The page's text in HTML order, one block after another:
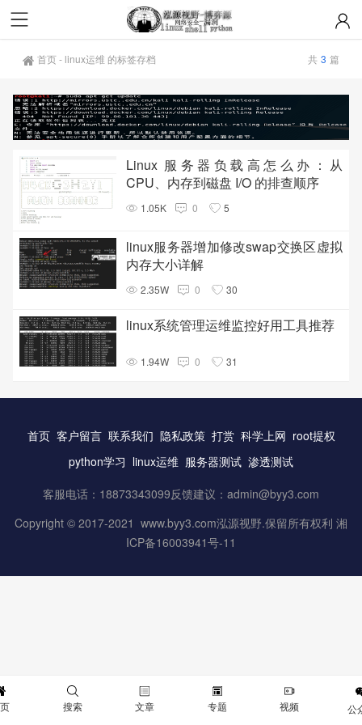
首页- linux运维 的标签存档 共 3 篇
Linux 服务器负载高怎么办：从
CPU、内存到磁盘 I/O 的排查顺序
1.05K 0 5
linux服务器增加修改swap交换区虚拟
内存大小详解
2.35W 0 30
linux系统管理运维监控好用工具推荐
1.94W 0 31
首页 客户留言 联系我们 隐私政策 打赏 科学上网 root提权
python学习 linux运维 服务器测试 渗透测试
客服电话：18873343099反馈建议： admin@byy3.com
Copyright © 2017-2021 www.byy3.com泓源视野.保留所有权利 湘
ICP备16003941号-11
搜索 文章 专题 视频 公